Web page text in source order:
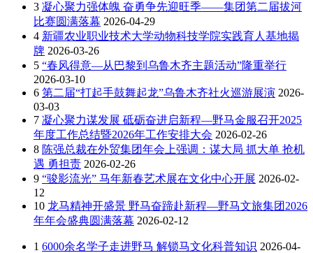
3 凝心聚力强体魄 奋勇争先迎旺季——集团第二届拔河
比赛圆满落幕 2026-04-29
4 新疆农业职业技术大学动物科技学院实践育人基地揭
牌 2026-03-26
5 “春风得意—从巴黎到乌鲁木齐主题活动”隆重举行
2026-03-10
6 第二届“打起手鼓舞起龙”乌鲁木齐社火巡游展演 2026-
03-03
7 凝心聚力谋发展 砥砺奋进启新程—野马金服召开2025
年度工作总结暨2026年工作安排大会 2026-02-26
8 陈强总裁在外贸集团年会上强调：谋大局 抓大单 抢机
遇 勇担责 2026-02-26
9 “骏影流光” 马年新春艺术展在文化中心开展 2026-02-
12
10 龙马精神开盛景 野马奋蹄赴新程—野马文旅集团2026
年年会盛典圆满落幕 2026-02-12
1 6000余名学子走进野马 解锁马文化科普知识 2026-04-